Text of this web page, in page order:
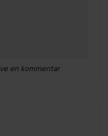
en kommentar
1 år